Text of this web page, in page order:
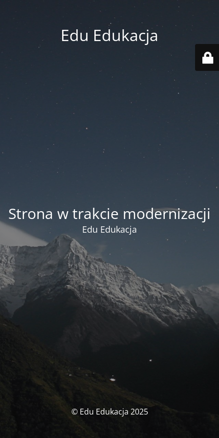
Edu Edukacja
Strona w trakcie modernizacji
Edu Edukacja
© Edu Edukacja 2025